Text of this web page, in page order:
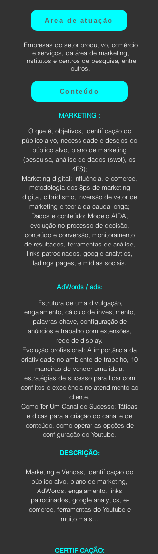
Área de atuação
Empresas do setor produtivo, comércio
e serviços, da área de marketing,
institutos e centros de pesquisa, entre
outros.
Conteúdo
MARKETING :
O que é, objetivos, identificação do
público alvo, necessidade e desejos do
público alvo, plano de marketing
(pesquisa, análise de dados (swot), os
4PS);
Marketing digital: influência, e-comerce,
metodologia dos 8ps de marketing
digital, cibridismo, inversão de vetor de
marketing e teoria da cauda longa;
Dados e conteúdo: Modelo AIDA,
evolução no processo de decisão,
conteúdo e conversão, monitoramento
de resultados, ferramentas de análise,
links patrocinados, google analytics,
ladings pages, e mídias sociais.
AdWords / ads:
Estrutura de uma divulgação,
engajamento, cálculo de investimento,
palavras-chave, configuração de
anúncios e trabalho com extensões,
rede de display.
Evolução profissional: A importância da
criatividade no ambiente de trabalho, 10
maneiras de vender uma ideia,
estratégias de sucesso para lidar com
conflitos e excelência no atendimento ao
cliente.
Como Ter Um Canal de Sucesso: Táticas
e dicas para a criação do canal e de
conteúdo, como operar as opções de
configuração do Youtube.
DESCRIÇÃO:
Marketing e Vendas, identificação do
público alvo, plano de marketing,
AdWords, engajamento, links
patrocinados, google analytics, e-
comerce, ferramentas do Youtube e
muito mais...
CERTIFICAÇÃO: